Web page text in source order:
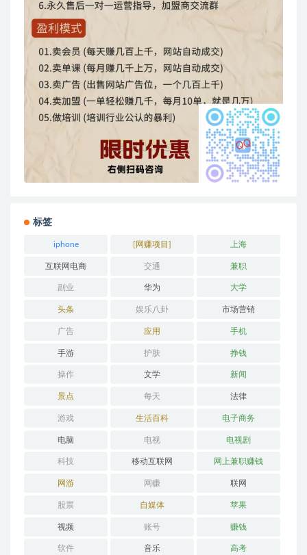
标签
iphone [网赚项目] 上海
互联网电商 交通 兼职
副业 华为 大学
头条 娱乐八卦 市场营销
广告 应用 手机
手游 护肤 挣钱
操作 文学 新闻
景点 每天 法律
游戏 生活百科 电子商务
电脑 电视 电视剧
科技 移动互联网 网上兼职赚钱
网游 网赚 联网
股票 自媒体 苹果
视频 账号 赚钱
软件 音乐 高考